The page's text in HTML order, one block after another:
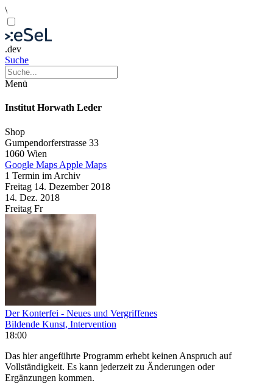
\
.dev
Suche
Menü
Institut Horwath Leder
Shop
Gumpendorferstrasse 33
1060 Wien
Google Maps Apple Maps
1 Termin im Archiv
Freitag 14. Dezember 2018
14. Dez. 2018
Freitag Fr
Der Konterfei - Neues und Vergriffenes
Bildende Kunst, Intervention
18:00
Das hier angeführte Programm erhebt keinen Anspruch auf
Vollständigkeit. Es kann jederzeit zu Änderungen oder
Ergänzungen kommen.